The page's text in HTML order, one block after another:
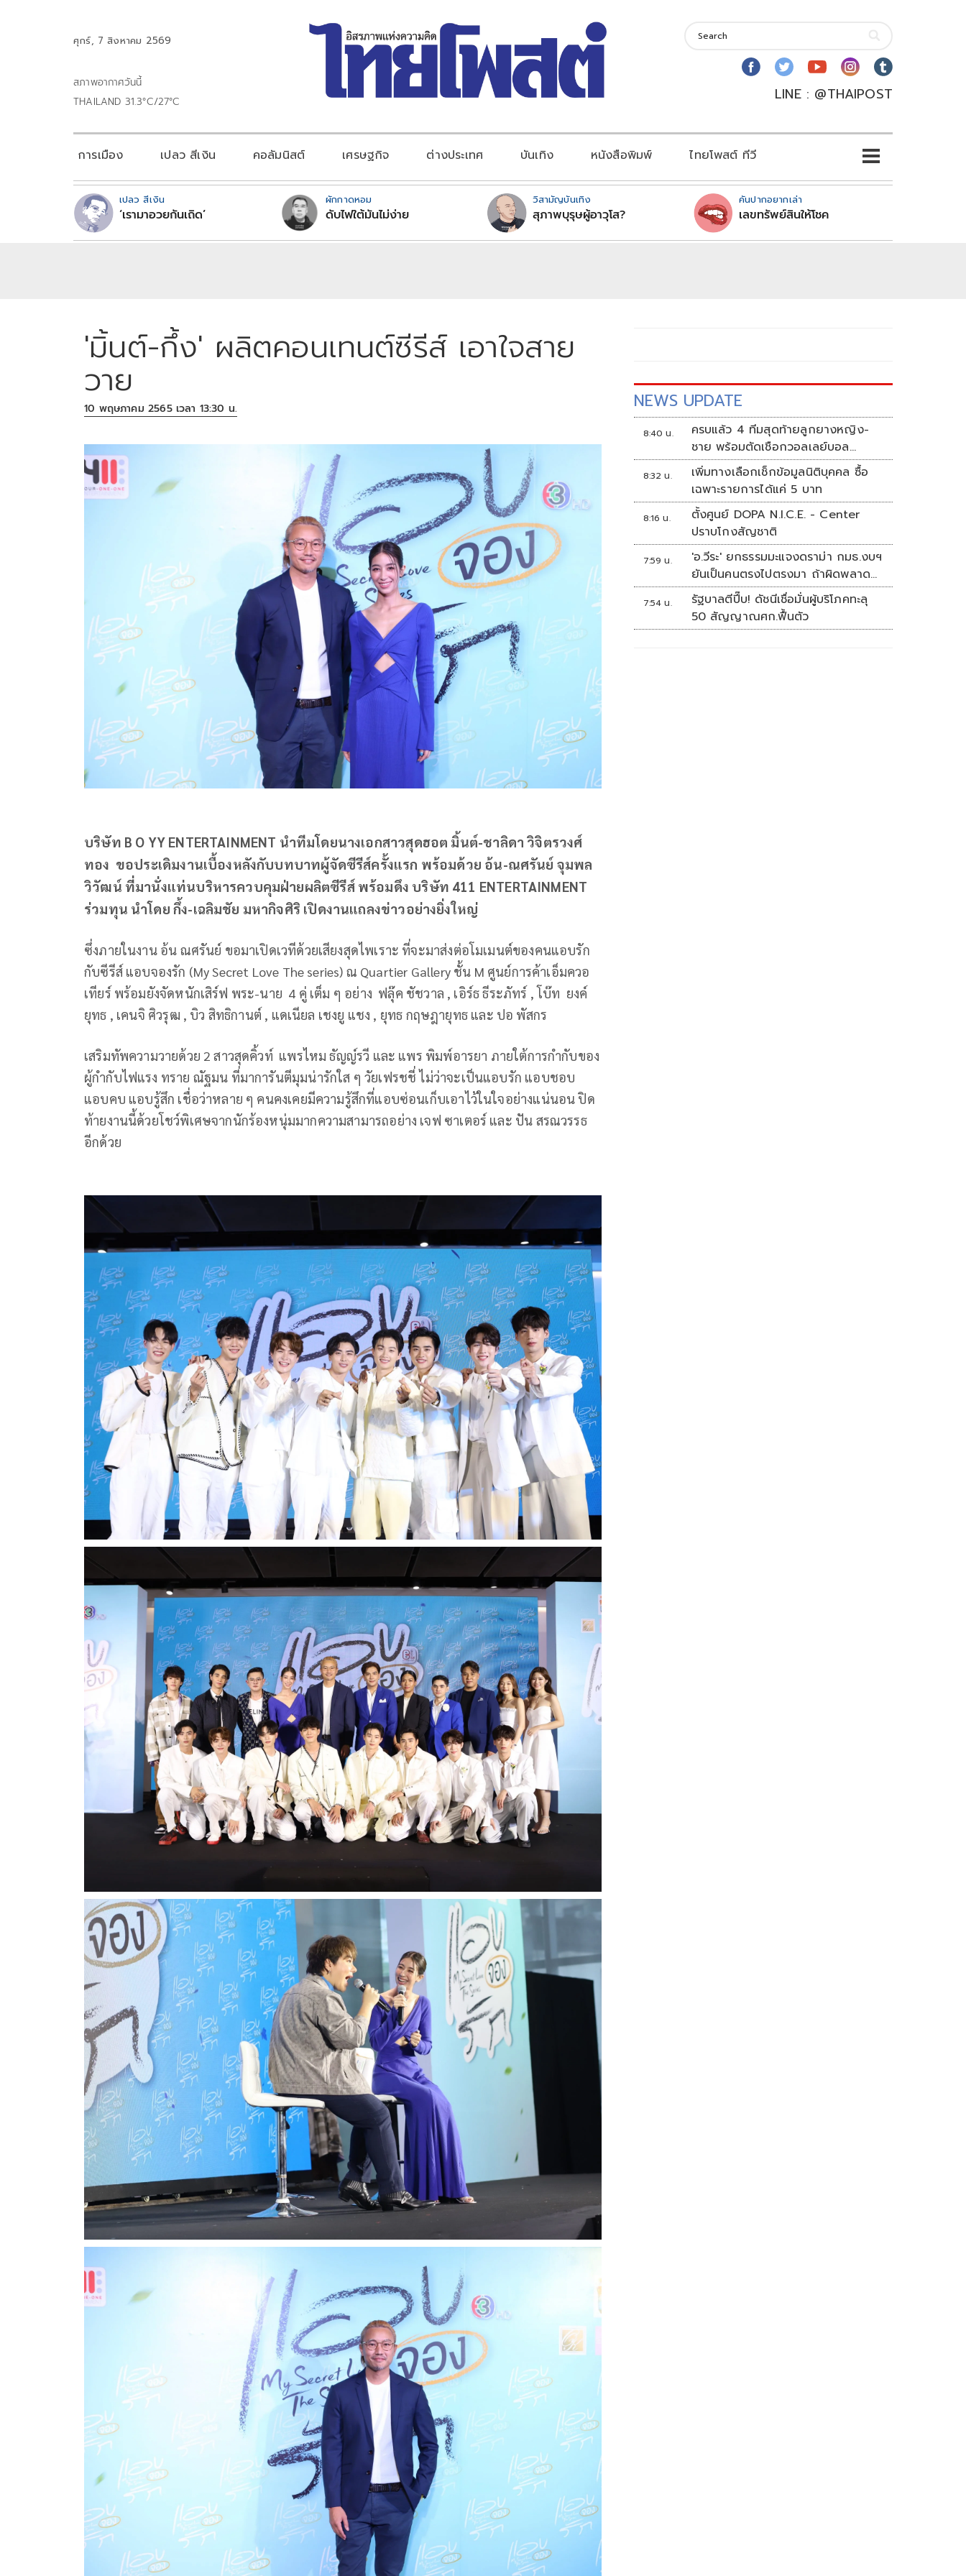
ศุกร์, 7 สิงหาคม 2569
สภาพอากาศวันนี้
THAILAND 31.3°C/27°C
LINE : @THAIPOST
การเมือง เปลว สีเงิน คอลัมนิสต์ เศรษฐกิจ ต่างประเทศ บันเทิง หนังสือพิมพ์ ไทยโพสต์ ทีวี
เปลว สีเงิน
‘เรามาอวยกันเถิด’
ผักกาดหอม
ดับไฟใต้มันไม่ง่าย
วิสามัญบันเทิง
สุภาพบุรุษผู้อาวุโส?
คันปากอยากเล่า
เลขทรัพย์สินให้โชค
'มิ้นต์-กึ้ง' ผลิตคอนเทนต์ซีรีส์ เอาใจสาย
วาย
10 พฤษภาคม 2565 เวลา 13:30 น.
บริษัท B O YY ENTERTAINMENT นำทีมโดยนางเอกสาวสุดฮอต มิ้นต์-ชาลิดา วิจิตรวงศ์
ทอง ขอประเดิมงานเบื้องหลังกับบทบาทผู้จัดซีรีส์ครั้งแรก พร้อมด้วย อ้น-ณศรันย์ จุมพล
วิวัฒน์ ที่มานั่งแท่นบริหารควบคุมฝ่ายผลิตซีรีส์ พร้อมดึง บริษัท 411 ENTERTAINMENT
ร่วมทุน นำโดย กึ้ง-เฉลิมชัย มหากิจศิริ เปิดงานแถลงข่าวอย่างยิ่งใหญ่
ซึ่งภายในงาน อ้น ณศรันย์ ขอมาเปิดเวทีด้วยเสียงสุดไพเราะ ที่จะมาส่งต่อโมเมนต์ของคนแอบรัก
กับซีรีส์ แอบจองรัก (My Secret Love The series) ณ Quartier Gallery ชั้น M ศูนย์การค้าเอ็มควอ
เทียร์ พร้อมยังจัดหนักเสิร์ฟ พระ-นาย 4 คู่ เต็ม ๆ อย่าง ฟลุ๊ค ชัชวาล , เอิร์ธ ธีระภัทร์ , โบ๊ท ยงค์
ยุทธ , เคนจิ ศิวรุฒ , บิว สิทธิกานต์ , แดเนียล เชงยู แชง , ยุทธ กฤษฎายุทธ และ ปอ พัสกร
เสริมทัพความวายด้วย 2 สาวสุดคิ้วท์ แพรไหม ธัญญ์รวี และ แพร พิมพ์อารยา ภายใต้การกำกับของ
ผู้กำกับไฟแรง ทราย ณัฐมน ที่มาการันตีมุมน่ารักใส ๆ วัยเฟรชชี่ ไม่ว่าจะเป็นแอบรัก แอบชอบ
แอบคบ แอบรู้สึก เชื่อว่าหลาย ๆ คนคงเคยมีความรู้สึกที่แอบซ่อนเก็บเอาไว้ในใจอย่างแน่นอน ปิด
ท้ายงานนี้ด้วยโชว์พิเศษจากนักร้องหนุ่มมากความสามารถอย่าง เจฟ ซาเตอร์ และ ปัน สรณวรรธ
อีกด้วย
NEWS UPDATE
8:40 น.
ครบแล้ว 4 ทีมสุดท้ายลูกยางหญิง-
ชาย พร้อมตัดเชือกวอลเลย์บอล
นักเรียน แชมป์กีฬา '7HD 2026'
8:32 น.
เพิ่มทางเลือกเช็กข้อมูลนิติบุคคล ซื้อ
เฉพาะรายการได้แค่ 5 บาท
8:16 น.
ตั้งศูนย์ DOPA N.I.C.E. - Center
ปราบโกงสัญชาติ
7:59 น.
'อ.วีระ' ยกธรรมมะแจงดราม่า กมธ.งบฯ
ยันเป็นคนตรงไปตรงมา ถ้าผิดพลาด
พร้อมขอโทษ
7:54 น.
รัฐบาลตีปี๊บ! ดัชนีเชื่อมั่นผู้บริโภคทะลุ
50 สัญญาณศก.ฟื้นตัว